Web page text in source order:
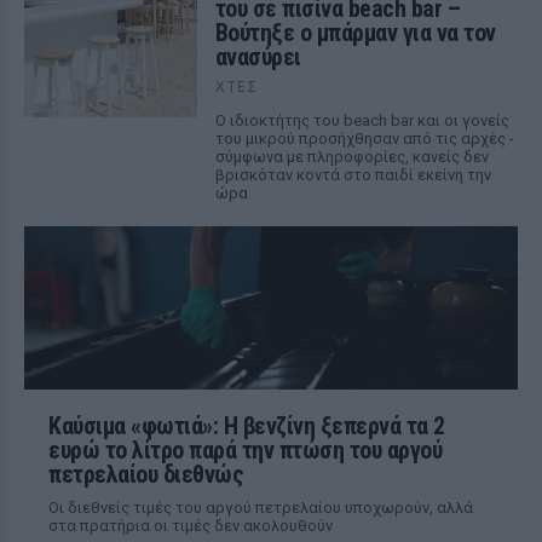
του σε πισίνα beach bar –
Βούτηξε ο μπάρμαν για να τον
ανασύρει
ΧΤΕΣ
Ο ιδιοκτήτης του beach bar και οι γονείς
του μικρού προσήχθησαν από τις αρχές -
σύμφωνα με πληροφορίες, κανείς δεν
βρισκόταν κοντά στο παιδί εκείνη την
ώρα
Καύσιμα «φωτιά»: Η βενζίνη ξεπερνά τα 2
ευρώ το λίτρο παρά την πτώση του αργού
πετρελαίου διεθνώς
Οι διεθνείς τιμές του αργού πετρελαίου υποχωρούν, αλλά
στα πρατήρια οι τιμές δεν ακολουθούν